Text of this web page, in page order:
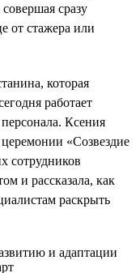
сразу
от стажера или
которая
работает
Ксения
«Созвездие
сотрудников
и рассказала, как
раскрыть